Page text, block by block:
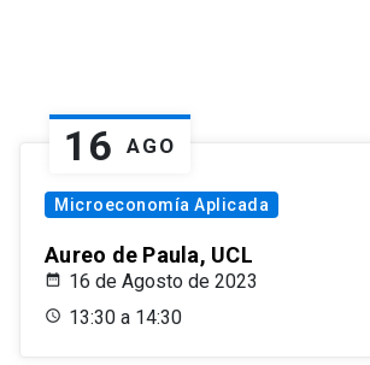
16 AGO
Microeconomía Aplicada
Aureo de Paula, UCL
16 de Agosto de 2023
13:30 a 14:30